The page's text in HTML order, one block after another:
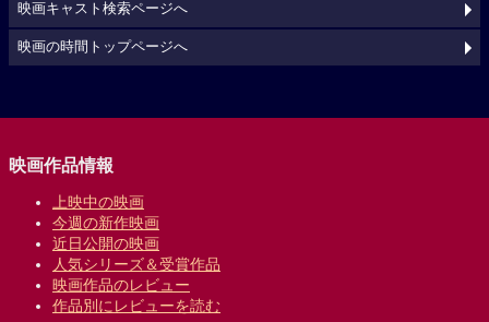
映画キャスト検索ページへ
映画の時間トップページへ
映画作品情報
上映中の映画
今週の新作映画
近日公開の映画
人気シリーズ＆受賞作品
映画作品のレビュー
作品別にレビューを読む